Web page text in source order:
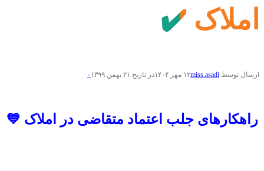
املاک ✔️
ارسال توسط miss.asadi۱۲ مهر ۱۴۰۴ در تاریخ ۲۱ بهمن ۱۳۹۹ ۰
راهکارهای جلب اعتماد متقاضی در املاک 💙